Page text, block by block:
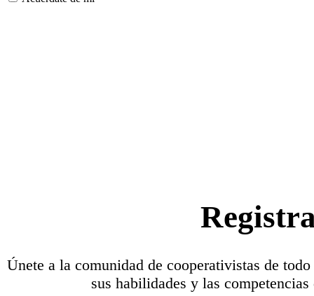
Únete a la comunidad de cooperativistas de
sus habilidades y las